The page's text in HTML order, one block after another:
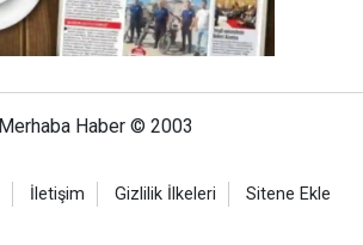
Merhaba Haber © 2003
İletişim Gizlilik İlkeleri Sitene Ekle